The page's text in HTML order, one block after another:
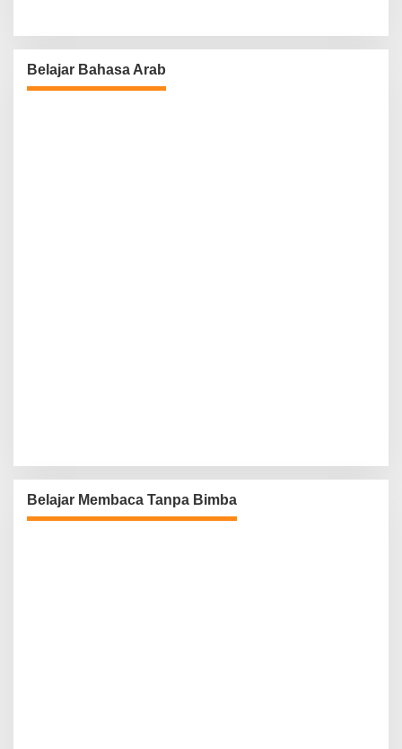
Belajar Bahasa Arab
Belajar Membaca Tanpa Bimba